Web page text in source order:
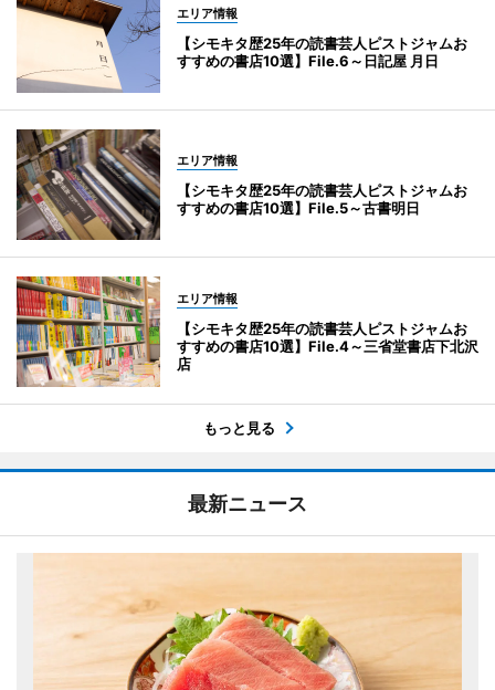
エリア情報
【シモキタ歴25年の読書芸人ピストジャムお
すすめの書店10選】File.6～日記屋 月日
エリア情報
【シモキタ歴25年の読書芸人ピストジャムお
すすめの書店10選】File.5～古書明日
エリア情報
【シモキタ歴25年の読書芸人ピストジャムお
すすめの書店10選】File.4～三省堂書店下北沢
店
もっと見る
最新ニュース